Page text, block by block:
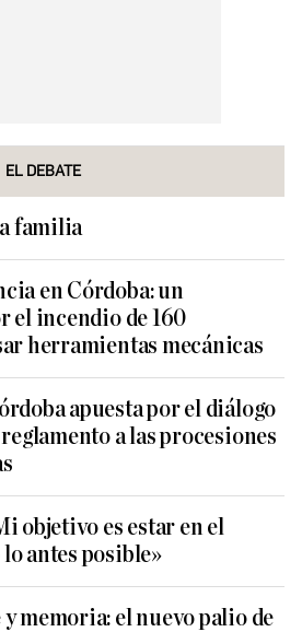
EL DEBATE
familia
en Córdoba: un
el incendio de 160
herramientas mecánicas
apuesta por el diálogo
a las procesiones
objetivo es estar en el
antes posible»
memoria: el nuevo palio de